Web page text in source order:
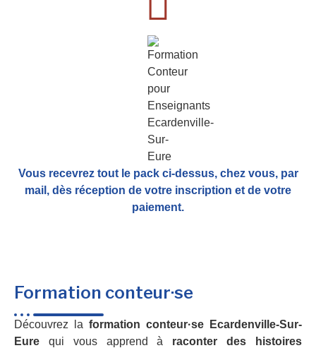
Vous recevrez tout le pack ci-dessus, chez vous, par
mail, dès réception de votre inscription et de votre
paiement.
Formation conteur·se
Découvrez la formation conteur·se Ecardenville-Sur-
Eure qui vous apprend à raconter des histoires